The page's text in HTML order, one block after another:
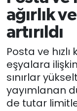
ağırlık
artırıldı
Posta ve
eşyalara
sınırlar
yayımlanan
de tutar
Video
Eğitim
Kültür-
Sağlık
Ekonomi
Kültür-
Sağlık
Spor
Tüm
Son Dakika
Haber Arşivi